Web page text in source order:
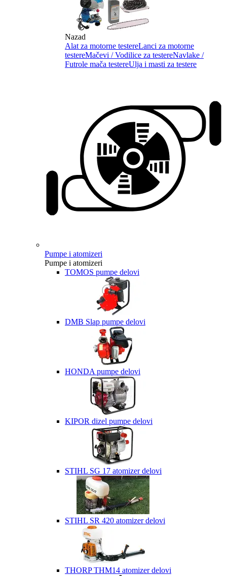
Nazad
Alat za motorne testereLanci za motorne
testereMačevi / Vodilice za testereNavlake /
Futrole mača testereUlja i masti za testere
Pumpe i atomizeri
Pumpe i atomizeri
TOMOS pumpe delovi
DMB Slap pumpe delovi
HONDA pumpe delovi
KIPOR dizel pumpe delovi
STIHL SG 17 atomizer delovi
STIHL SR 420 atomizer delovi
THORP THM14 atomizer delovi